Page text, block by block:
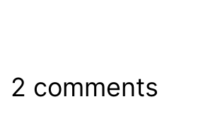
2 comments